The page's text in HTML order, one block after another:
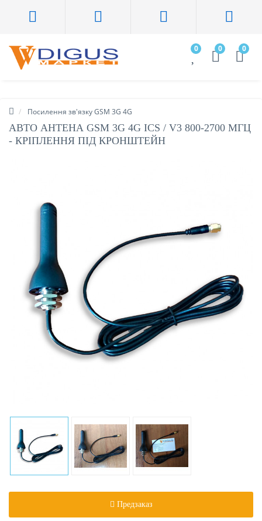
0 0 0
Посилення зв'язку GSM 3G 4G
АВТО АНТЕНА GSM 3G 4G ICS / V3 800-2700 МГЦ
- КРІПЛЕННЯ ПІД КРОНШТЕЙН
Предзаказ